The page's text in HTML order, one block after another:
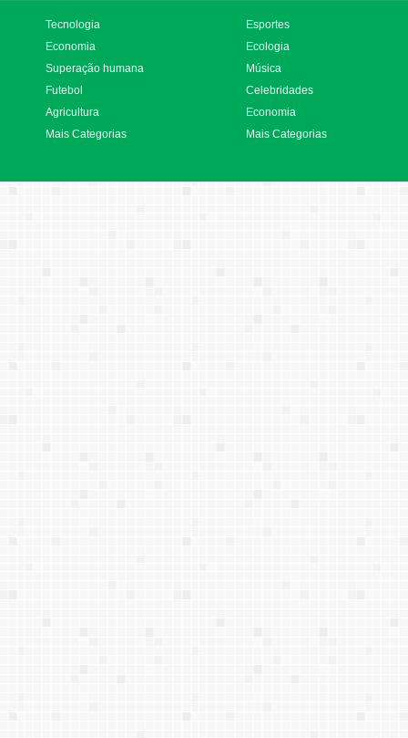
Tecnologia
Economia
Superação humana
Futebol
Agricultura
Mais Categorias
Esportes
Ecologia
Música
Celebridades
Economia
Mais Categorias